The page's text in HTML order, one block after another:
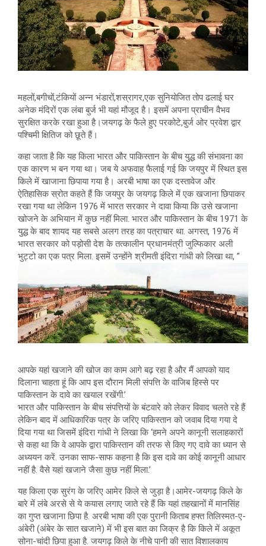
महलों,बगीचों,टंकियों अन्न भंडारों,शस्रागर,एक सुनियोजित तोप ढलाई घर
अनेक मंदिरों एक लंबा बुर्ज भी यहां मौजूद है। इसमें अपना प्राचीन वैभव
सुरक्षित करके रखा हुआ है।जयगढ़ के फैले हुए परकोटे,बुर्ज ओर प्रवेश द्वार
पश्चिमी क्षितिज को छूते हैं।
कहा जाता है कि यह किला भारत और पाकिस्तान के बीच युद्ध की संभावना का
एक कारण भ बन गया था। जब ये अफवाह फैलाई गई कि जयपुर में स्थित इस
किले में खाजाना छिपाया गया है। अरबी भाषा का एक दस्तावेज और
ऐतिहासिक स्रोत कहते हैं कि जयपुर के जयगढ़ किले में एक खजाना छिपाकर
रखा गया था लेकिन 1976 में भारत सरकार ने दावा किया कि उसे खजाना
खोजने के अभियान में कुछ नहीं मिला. भारत और पाकिस्तान के बीच 1971 के
युद्ध के बाद शायद यह सबसे अलग तरह का पत्राचार था. अगस्त, 1976 में
भारत सरकार को पड़ोसी देश के तत्कालीन प्रधानमंत्री जुल्फिकार अली
भुट्टो का एक पत्र मिला. इसमें उन्होंने श्रीमती इंदिरा गांधी को लिखा था, ”
आपके यहां खजाने की खोज का काम आगे बढ़ रहा है और मैं आपको याद
दिलाना चाहता हूं कि आप इस दौरान मिली संपत्ति के वाजिब हिस्से पर
पाकिस्तान के दावे का खयाल रखेंगी.’
भारत और पाकिस्तान के बीच संपत्तियों के बंटवारे को लेकर विवाद चलते रहे हैं
लेकिन बाद में आधिकारिक पत्र के जरिए पाकिस्तान को जवाब दिया गया दे
दिया गया था जिसमें इंदिरा गांधी ने लिखा कि ‘हमने अपने कानूनी सलाहकारों
से कहा था कि वे आपके द्वारा पाकिस्तान की तरफ से किए गए दावे का ध्यान से
अध्ययन करें. उनका साफ-साफ कहना है कि इस दावे का कोई कानूनी आधार
नहीं है. वैसे यहां खजाने जैसा कुछ नहीं मिला.’
यह किला एक सुरंग के जरिए आमेर किले से जुड़ा है।आमेर-जयगढ़ किले के
बारे में लंबे अरसे से ये कयास लगाए जाते रहे हैं कि यहां तहखानों में मानसिंह
का गुप्त खजाना छिपा है. अरबी भाषा की एक पुरानी किताब हफ्त तिलिस्मत-ए-
अंबेरी (अंबेर के सात खजाने) में भी इस बात का जिक्र है कि किले में अकूत
सोना-चांदी छिपा हुआ है. जयगढ़ किले के नीचे पानी की सात विशालकाय